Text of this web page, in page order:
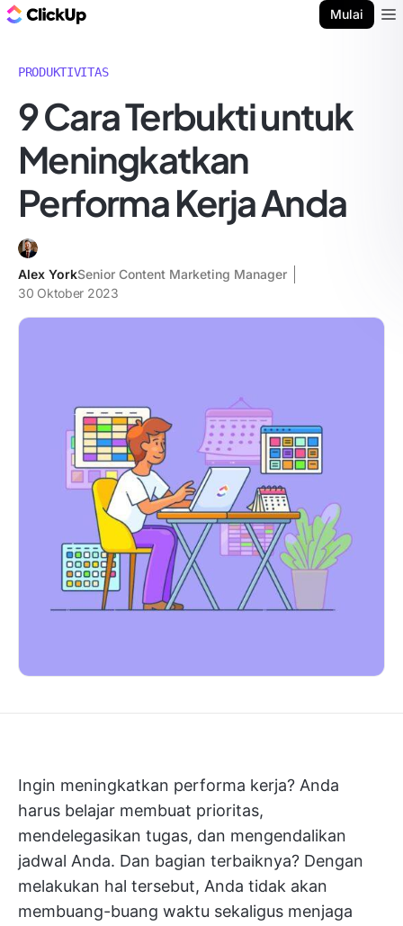
Mulai
PRODUKTIVITAS
9 Cara Terbukti untuk
Meningkatkan
Performa Kerja Anda
Alex YorkSenior Content Marketing Manager
30 Oktober 2023
Ingin meningkatkan performa kerja? Anda
harus belajar membuat prioritas,
mendelegasikan tugas, dan mengendalikan
jadwal Anda. Dan bagian terbaiknya? Dengan
melakukan hal tersebut, Anda tidak akan
membuang-buang waktu sekaligus menjaga